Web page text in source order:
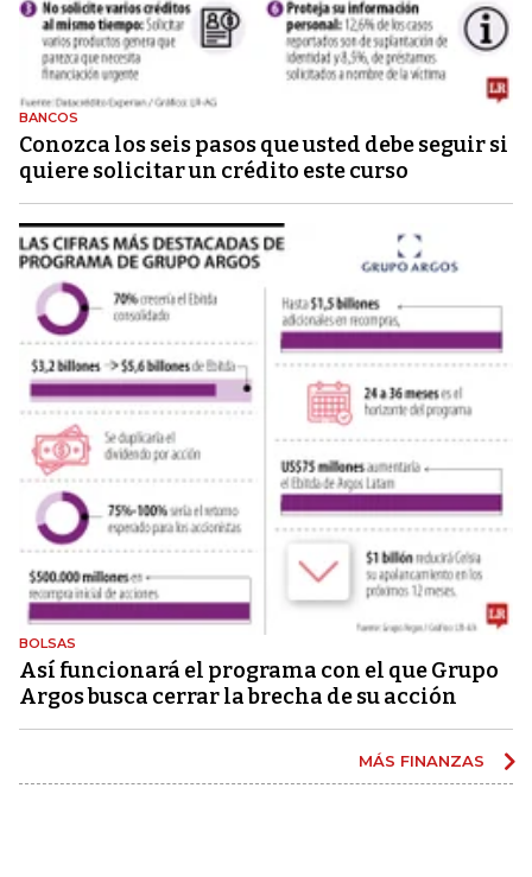
BANCOS
Conozca los seis pasos que usted debe seguir si
quiere solicitar un crédito este curso
BOLSAS
Así funcionará el programa con el que Grupo
Argos busca cerrar la brecha de su acción
MÁS FINANZAS